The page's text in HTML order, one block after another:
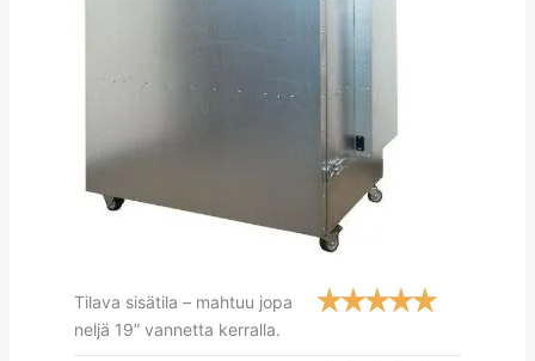
Tilava sisätila – mahtuu jopa
neljä 19” vannetta kerralla.